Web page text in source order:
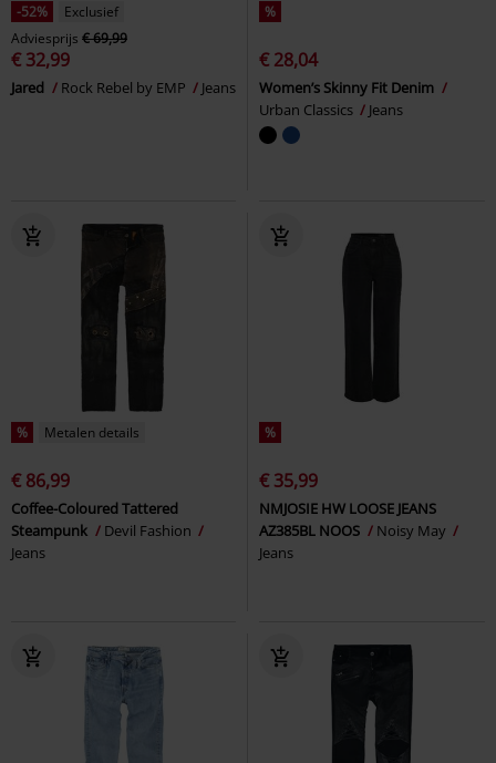
-52%
Exclusief
Adviesprijs € 69,99
€ 32,99
Jared Rock Rebel by EMP Jeans
%
€ 28,04
Women’s Skinny Fit Denim
Urban Classics
Jeans
% Metalen details
€ 86,99
Coffee-Coloured Tattered
Steampunk
Devil Fashion
Jeans
%
€ 35,99
NMJOSIE HW LOOSE JEANS
AZ385BL NOOS
Noisy May
Jeans